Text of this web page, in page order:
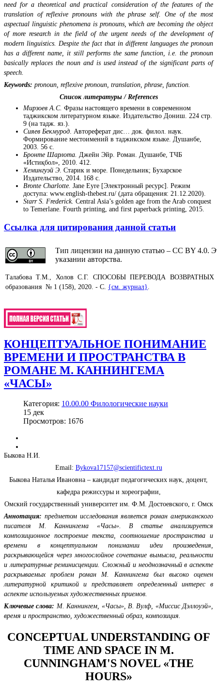
need for a theoretical and practical consideration of the features of the
translation of reflexive pronouns with the phrase self. One of the most
aspectual linguistic phenomena is pronouns, which are becoming the object
of more research in the field of the urgent needs of the development of
modern linguistics.
Despite the fact that in different languages the pronoun
has a different name, it still performs the same function, i.e. the pronoun
basically replaces the noun and is used instead of the significant parts of
speech.
Keywords: pronoun, reflexive pronoun, translation, phrase, function.
Список литературы / References
Мирзоев А.С. Фразы настоящего времени в современном
таджикском литературном языке. Издательство Дониш. 224 стр.
9 (на тадж. яз.).
Сияев Бекмурод . Автореферат дис… док. филол. наук.
Формирование местоимений в таджикском языке. Душанбе,
2003. 56 с.
Бронте Шарлота. Джейн Эйр. Роман. Душанбе, ТЧБ
«Истиқбол», 2010. 412.
Хемингуэй Э . Старик и море. Понедельник; Бухарское
Издательство, 2014. 168 с.
Bronte Charlotte Jane Eyre [Электронный ресурс]. Режим
доступа: www.english-thebest.ru/ (дата обращения: 21.12.2020).
Starr S. Frederick. Central Asia’s golden age from the Arab conquest
to Temerlane. Fourth printing, and first paperback printing, 2015.
Ссылка для цитирования данной статьи
Тип лицензии на данную статью – CC BY 4.0.
указании авторства.
Талабова Т.М., Холов С.Г. СПОСОБЫ ПЕРЕВОДА
образования № 1 (158), 2020. - С. {см. журнал}
КОНЦЕПТУАЛЬНОЕ ПОНИМАНИЕ
ВРЕМЕНИ И ПРОСТРАНСТВА В
РОМАНЕ М. КАННИНГЕМА
«ЧАСЫ»
Категория: 10.00.00 Филологические науки
15 дек
Просмотров: 1676
Быкова Н.И.
Email: Bykova17157@scientifictext.ru
Быкова Наталья Ивановна – кандидат педагогических наук, доцент,
кафедра режиссуры и хореографии,
Омский государственный университет им. Ф.М. Достоевского, г. Омск
Аннотация: предметом исследования является роман американского
писателя М. Каннингема «Часы». В статье анализируется
композиционное построение текста, соотношение пространства и
времени в концептуальном понимании идеи произведения,
раскрывающейся через многослойное сочетание вымысла, реальности
и литературные реминисценции. Сложный и неоднозначный в аспекте
раскрываемых проблем роман М. Каннингема был высоко оценен
литературной критикой и представляет определенный интерес в
аспекте используемых художественных приемов.
Ключевые слова: М. Каннингем, «Часы», В. Вулф, «Миссис Дэллоуэй»,
время и пространство, художественный образ, композиция.
CONCEPTUAL UNDERSTANDING OF
TIME AND SPACE IN M.
CUNNINGHAM'S NOVEL «THE
HOURS»